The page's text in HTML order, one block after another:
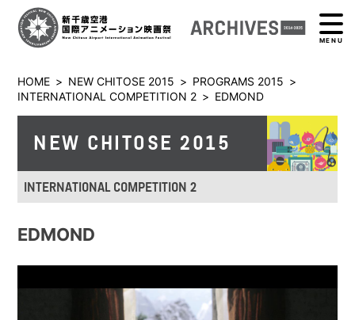
MENU
HOME > NEW CHITOSE 2015 > PROGRAMS 2015 >
INTERNATIONAL COMPETITION 2 > EDMOND
NEW CHITOSE 2015
INTERNATIONAL COMPETITION 2
EDMOND